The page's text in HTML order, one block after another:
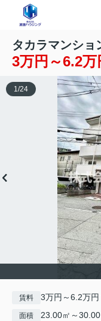
タカラマンショ
3万円～6.2万
1/24
賃料 3万円～6.2万
面積 23.00㎡～30.00